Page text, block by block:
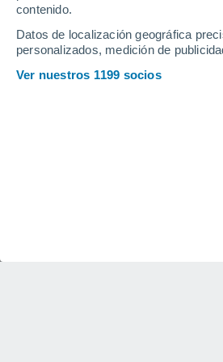
contenido.
Datos de localización geográfica
personalizados, medición de
Ver nuestros 1199 socios